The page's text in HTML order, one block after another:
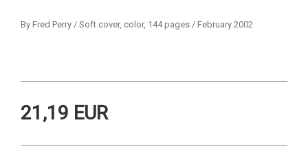
By Fred Perry / Soft cover, color, 144 pages / February 2002
21,19 EUR